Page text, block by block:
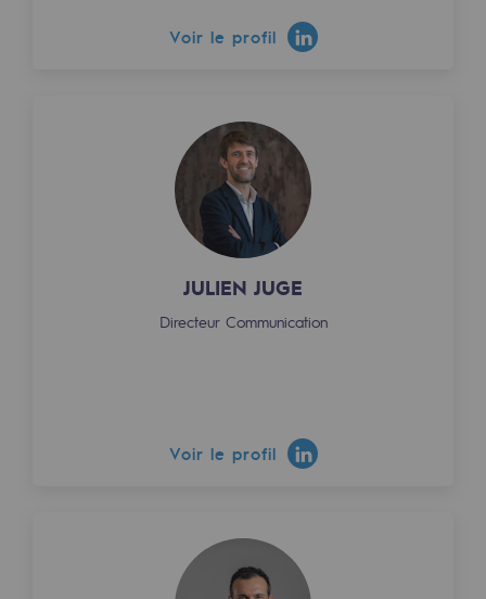
Communiqués de presse
Documentation
L'édito Teréga
Les actions soutenues par Teréga
Voir le profil
JULIEN JUGE
Directeur Communication
Voir le profil